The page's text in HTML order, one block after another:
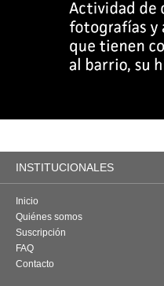
INSTITUCIONALES
Inicio
Quiénes somos
Suscripción
FAQ
Contacto